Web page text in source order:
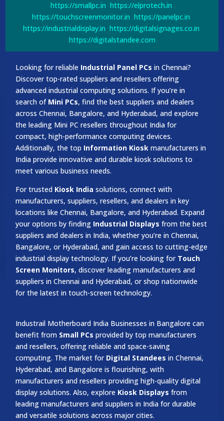
https://smallpc.in https://elprotech.in
https://touchscreenmonitor.in https://panelpc.in
https://industrialdisplay.in https://digitalsignages.co.in
https://digitalstandee.com
Looking for reliable Industrial Panel PCs in Chennai?
Discover top-rated suppliers and resellers offering
advanced industrial computing solutions. If you’re in
search of Mini PCs, find the best suppliers and dealers
across Chennai, Bangalore, and Hyderabad, and explore
the leading Mini PC resellers throughout India for
compact, high-performance computing devices.
Additionally, the top Information Kiosk manufacturers in
India provide innovative and durable kiosk solutions to
meet various business needs.
For trusted Kiosk India solutions, connect with
manufacturers, suppliers, resellers, and dealers in key
locations like Chennai, Bangalore, and Hyderabad. Expand
your options by finding Industrial Displays from the best
suppliers and dealers in India, whether you’re in Chennai,
Bangalore, or Hyderabad, and gain access to cutting-edge
industrial display technology. If you’re looking for Touch
Screen Monitors, discover leading manufacturers and
suppliers in Chennai and Hyderabad, or shop nationwide
for the latest in touch-screen technology.
Industrail Motherboard India Businesses in Bangalore can
benefit from Small PCs provided by top manufacturers
and resellers, offering reliable and space-saving
computing. The market for Digital Standees in Chennai,
Hyderabad, and Bangalore is flourishing, with
manufacturers and resellers providing high-quality digital
display solutions. Also, explore Kiosk Displays from
leading manufacturers and suppliers in India for durable
and versatile solutions across major cities.